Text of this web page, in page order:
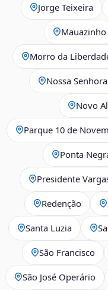
Jorge Teixeira
Mauazinho
Morro da
Nossa
Novo
Parque 10 de
Ponta
Presidente
Redenção
Santa Luzia
São Francisco
São José Operário